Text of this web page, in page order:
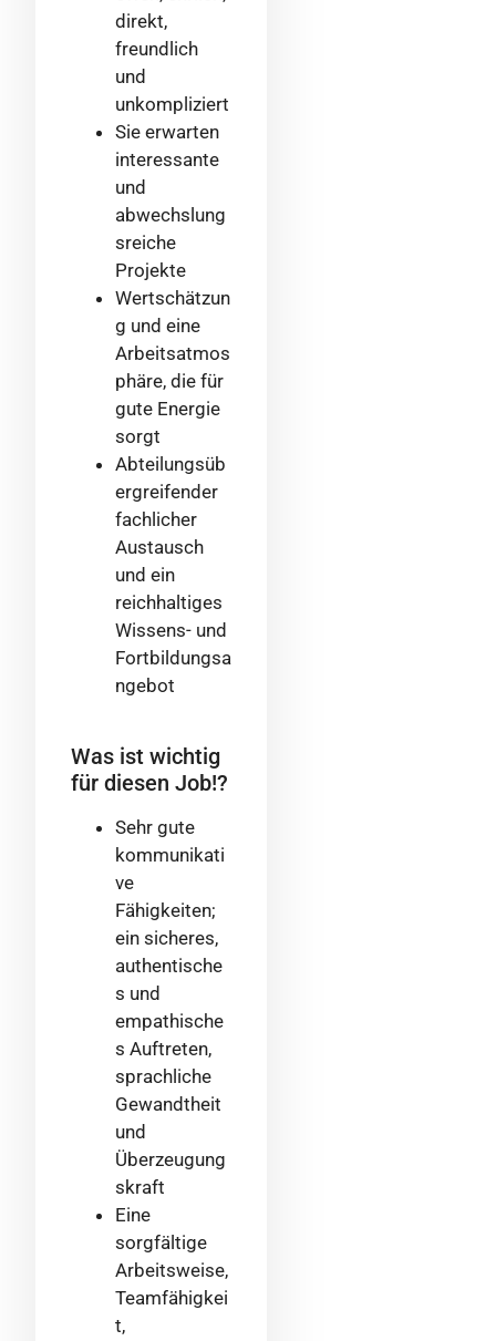
direkt,
freundlich
und
unkompliziert
Sie erwarten
interessante
und
abwechslung
sreiche
Projekte
Wertschätzun
g und eine
Arbeitsatmos
phäre, die für
gute Energie
sorgt
Abteilungsüb
ergreifender
fachlicher
Austausch
und ein
reichhaltiges
Wissens- und
Fortbildungsa
ngebot
Was ist wichtig
für diesen Job!?
Sehr gute
kommunikati
ve
Fähigkeiten;
ein sicheres,
authentische
s und
empathische
s Auftreten,
sprachliche
Gewandtheit
und
Überzeugung
skraft
Eine
sorgfältige
Arbeitsweise,
Teamfähigkei
t,